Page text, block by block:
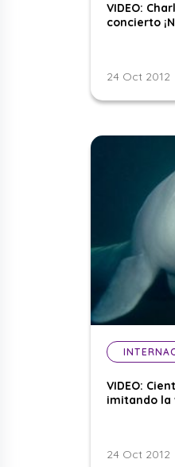
VIDEO:
concierto
24 Oct 2012
VIDEO:
imitando la
24 Oct 2012